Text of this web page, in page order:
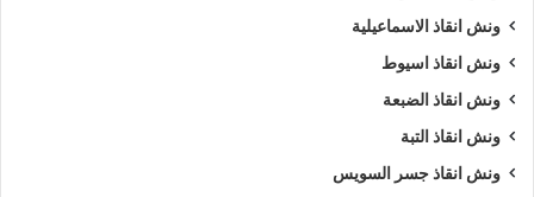
ونش انقاذ الاسماعيلية
ونش انقاذ اسيوط
ونش انقاذ الضبعة
ونش انقاذ التبة
ونش انقاذ جسر السويس